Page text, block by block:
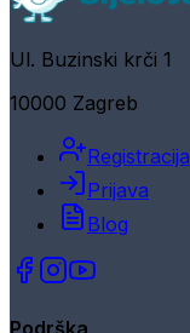
Ul. Buzinski krči 1
10000 Zagreb
Registracija
Prijava
Blog
Podrška